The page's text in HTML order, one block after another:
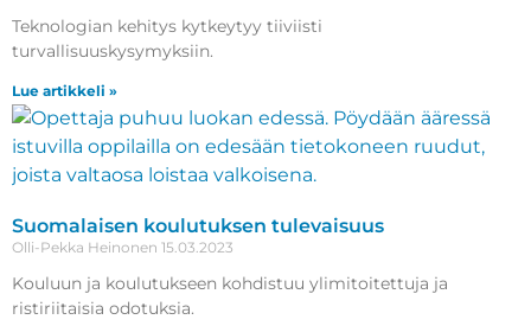
Teknologian kehitys kytkeytyy tiiviisti
turvallisuuskysymyksiin.
Lue artikkeli »
Suomalaisen koulutuksen tulevaisuus
Olli-Pekka Heinonen 15.03.2023
Kouluun ja koulutukseen kohdistuu ylimitoitettuja ja
ristiriitaisia odotuksia.